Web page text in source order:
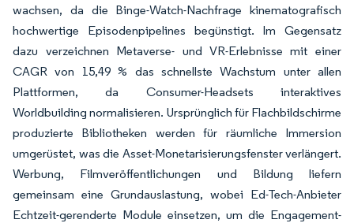
wachsen, da die Binge-Watch-Nachfrage kinematografisch
hochwertige Episodenpipelines begünstigt. Im Gegensatz
dazu verzeichnen Metaverse- und VR-Erlebnisse mit einer
CAGR von 15,49 % das schnellste Wachstum unter allen
Plattformen, da Consumer-Headsets interaktives
Worldbuilding normalisieren. Ursprünglich für Flachbildschirme
produzierte Bibliotheken werden für räumliche Immersion
umgerüstet, was die Asset-Monetarisierungsfenster verlängert.
Werbung, Filmveröffentlichungen und Bildung liefern
gemeinsam eine Grundauslastung, wobei Ed-Tech-Anbieter
Echtzeit-gerenderte Module einsetzen, um die Engagement-